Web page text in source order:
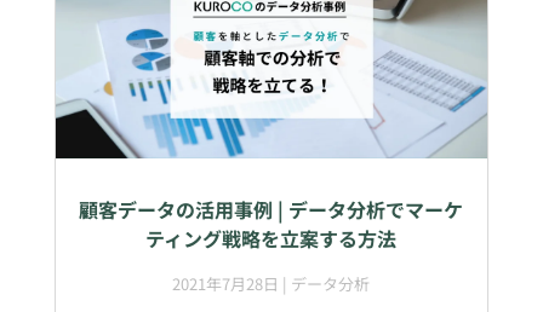
顧客データの活用事例 | データ分析でマーケ
ティング戦略を立案する方法
2021年7月28日 | データ分析